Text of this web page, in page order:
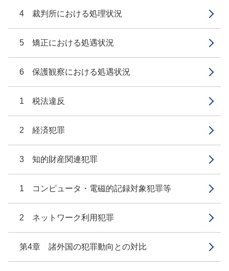
4 裁判所における処理状況
5 矯正における処遇状況
6 保護観察における処遇状況
1 税法違反
2 経済犯罪
3 知的財産関連犯罪
1 コンピュータ・電磁的記録対象犯罪等
2 ネットワーク利用犯罪
第4章 諸外国の犯罪動向との対比